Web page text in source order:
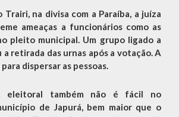
Trairi, na divisa com a Paraíba, a juíza
ameaças a funcionários como as
pleito municipal. Um grupo ligado a
retirada das urnas após a votação. A
dispersar as pessoas.
também não é fácil no
de Japurá, bem maior que o